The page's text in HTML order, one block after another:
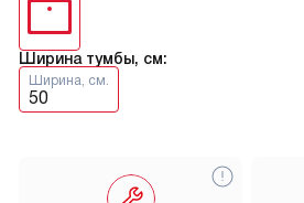
Ширина тумбы, см:
Ширина, см.
50